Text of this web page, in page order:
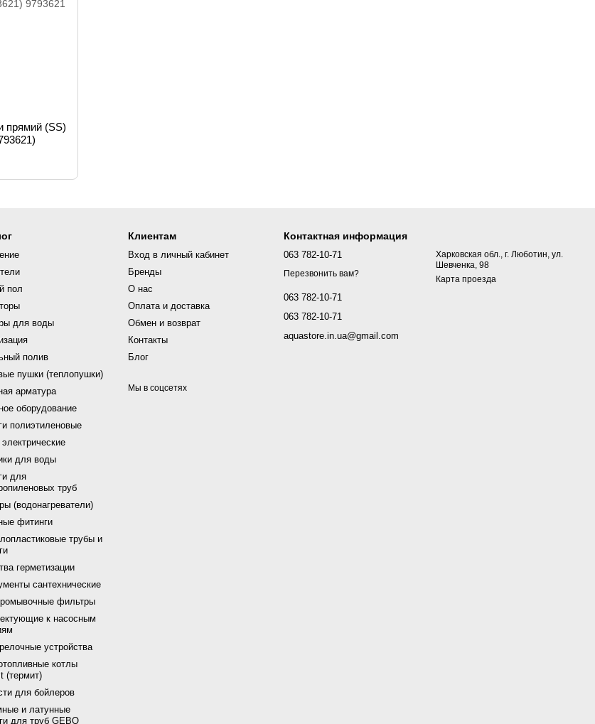
прямий (SS)
пол
для воды
полив
пушки (теплопушки)
арматура
оборудование
полиэтиленовые
для воды
для
труб
(водонагреватели)
фитинги
трубы и
герметизации
сантехнические
фильтры
к насосным
устройства
котлы
(термит)
для бойлеров
и латунные
для труб GEBO
Клиентам
Вход в личный кабинет
Бренды
О нас
Оплата и доставка
Обмен и возврат
Контакты
Блог
Мы в соцсетях
Контактная информация
063 782-10-71
Перезвонить вам?
063 782-10-71
063 782-10-71
aquastore.in.ua@gmail.com
Харковская обл., г. Люботин, ул.
Шевченка, 98
Карта проезда